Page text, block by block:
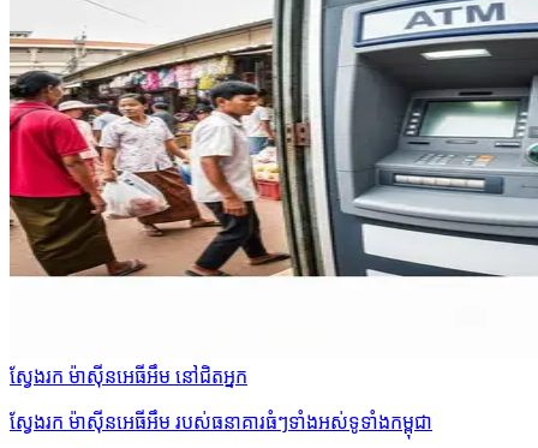
ស្វែងរក ម៉ាស៊ីនអេធីអឹម នៅជិតអ្នក
ស្វែងរក ម៉ាស៊ីនអេធីអឹម របស់ធនាគារធំៗទាំងអស់ទូទាំងកម្ពុជា